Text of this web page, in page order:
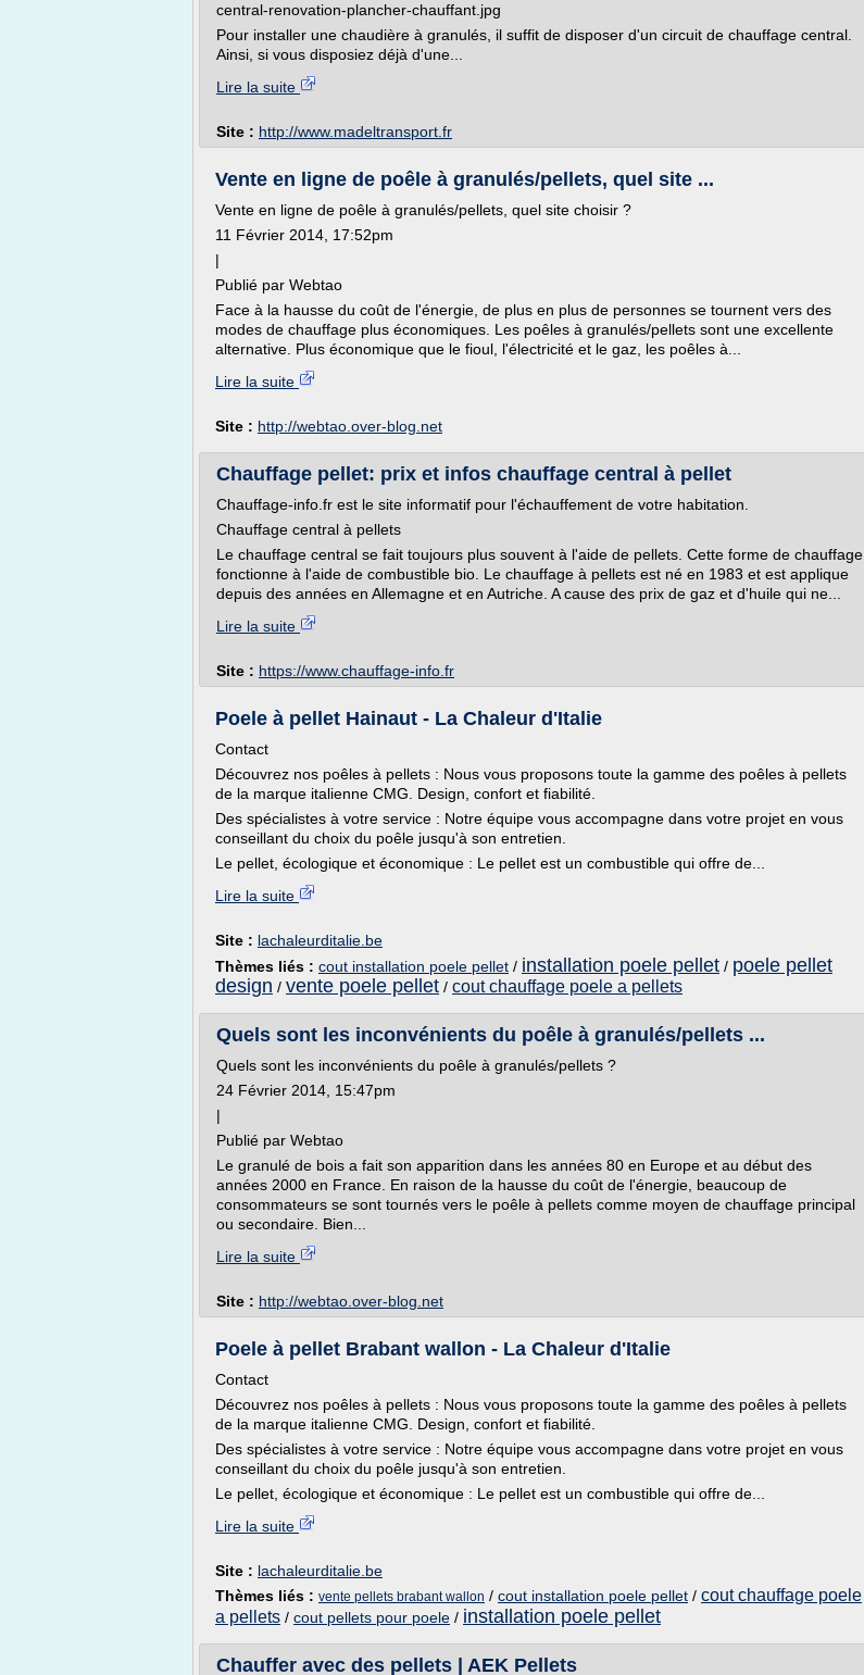
central-renovation-plancher-chauffant.jpg
Pour installer une chaudière à granulés, il suffit de disposer d'un circuit de chauffage central.
Ainsi, si vous disposiez déjà d'une...
Lire la suite
Site : http://www.madeltransport.fr
Vente en ligne de poêle à granulés/pellets, quel site ...
Vente en ligne de poêle à granulés/pellets, quel site choisir ?
11 Février 2014, 17:52pm
|
Publié par Webtao
Face à la hausse du coût de l'énergie, de plus en plus de personnes se tournent vers des
modes de chauffage plus économiques. Les poêles à granulés/pellets sont une excellente
alternative. Plus économique que le fioul, l'électricité et le gaz, les poêles à...
Lire la suite
Site : http://webtao.over-blog.net
Chauffage pellet: prix et infos chauffage central à pellet
Chauffage-info.fr est le site informatif pour l'échauffement de votre habitation.
Chauffage central à pellets
Le chauffage central se fait toujours plus souvent à l'aide de pellets. Cette forme de chauffage
fonctionne à l'aide de combustible bio. Le chauffage à pellets est né en 1983 et est applique
depuis des années en Allemagne et en Autriche. A cause des prix de gaz et d'huile qui ne...
Lire la suite
Site : https://www.chauffage-info.fr
Poele à pellet Hainaut - La Chaleur d'Italie
Contact
Découvrez nos poêles à pellets : Nous vous proposons toute la gamme des poêles à pellets
de la marque italienne CMG. Design, confort et fiabilité.
Des spécialistes à votre service : Notre équipe vous accompagne dans votre projet en vous
conseillant du choix du poêle jusqu'à son entretien.
Le pellet, écologique et économique : Le pellet est un combustible qui offre de...
Lire la suite
Site : lachaleurditalie.be
Thèmes liés : cout installation poele pellet / installation poele pellet / poele pellet
design / vente poele pellet / cout chauffage poele a pellets
Quels sont les inconvénients du poêle à granulés/pellets ...
Quels sont les inconvénients du poêle à granulés/pellets ?
24 Février 2014, 15:47pm
|
Publié par Webtao
Le granulé de bois a fait son apparition dans les années 80 en Europe et au début des
années 2000 en France. En raison de la hausse du coût de l'énergie, beaucoup de
consommateurs se sont tournés vers le poêle à pellets comme moyen de chauffage principal
ou secondaire. Bien...
Lire la suite
Site : http://webtao.over-blog.net
Poele à pellet Brabant wallon - La Chaleur d'Italie
Contact
Découvrez nos poêles à pellets : Nous vous proposons toute la gamme des poêles à pellets
de la marque italienne CMG. Design, confort et fiabilité.
Des spécialistes à votre service : Notre équipe vous accompagne dans votre projet en vous
conseillant du choix du poêle jusqu'à son entretien.
Le pellet, écologique et économique : Le pellet est un combustible qui offre de...
Lire la suite
Site : lachaleurditalie.be
Thèmes liés : vente pellets brabant wallon / cout installation poele pellet / cout chauffage poele
a pellets / cout pellets pour poele / installation poele pellet
Chauffer avec des pellets | AEK Pellets